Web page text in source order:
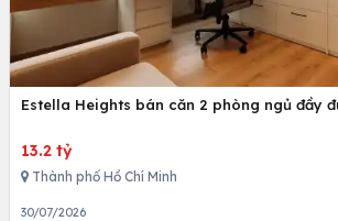
Estella Heights bán căn 2 phòng ngủ đầy
13.2 tỷ
Thành phố Hồ Chí Minh
30/07/2026